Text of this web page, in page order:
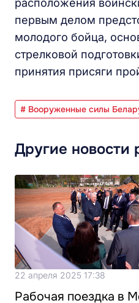
расположения
первым делом
молодого бойца,
стрелковой
принятия присяги
# Вооруженные силы
Другие новости
22 апреля 2025 17:38
Рабочая поездка в